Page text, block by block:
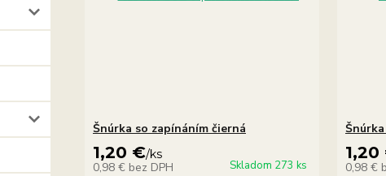
Šnúrka so zapínáním čierná
1,20 €/ks
0,98 € bez DPH Skladom 273 ks 0,98 €